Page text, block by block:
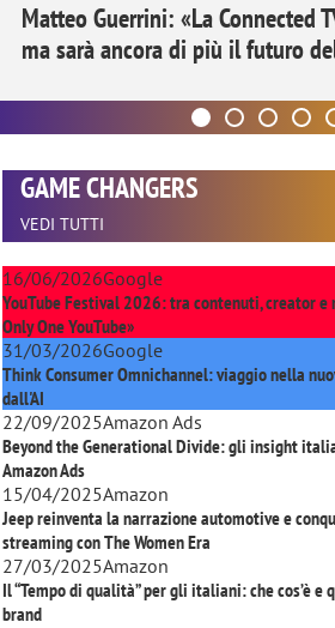
Matteo Guerrini: «La Connected
ma sarà ancora di più il futuro
GAME CHANGERS
VEDI TUTTI
16/06/2026Google
YouTube Festival 2026: tra contenuti, creator e
Only One YouTube»
31/03/2026Google
Think Consumer Omnichannel: viaggio nella
dall'AI
22/09/2025Amazon Ads
Beyond the Generational Divide: gli insight
Amazon Ads
15/04/2025Amazon
Jeep reinventa la narrazione automotive e
streaming conThe Women Era
27/03/2025Amazon
Il “Tempo di qualità” per gli italiani: che cos’è
brand